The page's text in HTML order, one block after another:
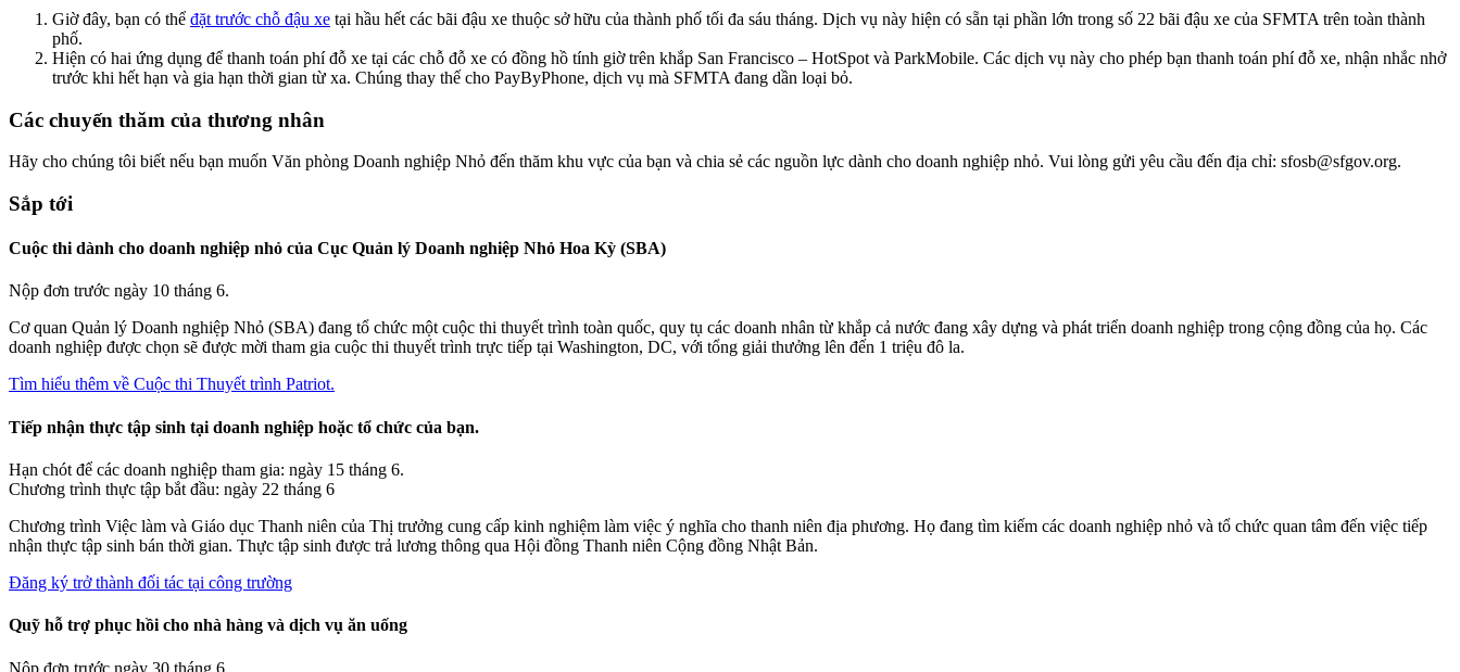
Giờ đây, bạn có thể đặt trước chỗ đậu xe tại hầu hết các bãi đậu xe thuộc sở hữu của thành phố tối đa sáu tháng. Dịch vụ này hiện có sẵn tại phần lớn trong số 22 bãi đậu xe của SFMTA trên toàn thành
phố.
Hiện có hai ứng dụng để thanh toán phí đỗ xe tại các chỗ đỗ xe có đồng hồ tính giờ trên khắp San Francisco – HotSpot và ParkMobile. Các dịch vụ này cho phép bạn thanh toán phí đỗ xe, nhận nhắc nhở
trước khi hết hạn và gia hạn thời gian từ xa. Chúng thay thế cho PayByPhone, dịch vụ mà SFMTA đang dần loại bỏ.
Các chuyến thăm của thương nhân
Hãy cho chúng tôi biết nếu bạn muốn Văn phòng Doanh nghiệp Nhỏ đến thăm khu vực của bạn và chia sẻ các nguồn lực dành cho doanh nghiệp nhỏ. Vui lòng gửi yêu cầu đến địa chỉ: sfosb@sfgov.org.
Sắp tới
Cuộc thi dành cho doanh nghiệp nhỏ của Cục Quản lý Doanh nghiệp Nhỏ Hoa Kỳ (SBA)
Nộp đơn trước ngày 10 tháng 6.
Cơ quan Quản lý Doanh nghiệp Nhỏ (SBA) đang tổ chức một cuộc thi thuyết trình toàn quốc, quy tụ các doanh nhân từ khắp cả nước đang xây dựng và phát triển doanh nghiệp trong cộng đồng của họ. Các
doanh nghiệp được chọn sẽ được mời tham gia cuộc thi thuyết trình trực tiếp tại Washington, DC, với tổng giải thưởng lên đến 1 triệu đô la.
Tìm hiểu thêm về Cuộc thi Thuyết trình Patriot.
Tiếp nhận thực tập sinh tại doanh nghiệp hoặc tổ chức của bạn.
Hạn chót để các doanh nghiệp tham gia: ngày 15 tháng 6.
Chương trình thực tập bắt đầu: ngày 22 tháng 6
Chương trình Việc làm và Giáo dục Thanh niên của Thị trưởng cung cấp kinh nghiệm làm việc ý nghĩa cho thanh niên địa phương. Họ đang tìm kiếm các doanh nghiệp nhỏ và tổ chức quan tâm đến việc tiếp
nhận thực tập sinh bán thời gian. Thực tập sinh được trả lương thông qua Hội đồng Thanh niên Cộng đồng Nhật Bản.
Đăng ký trở thành đối tác tại công trường
Quỹ hỗ trợ phục hồi cho nhà hàng và dịch vụ ăn uống
Nộp đơn trước ngày 30 tháng 6.